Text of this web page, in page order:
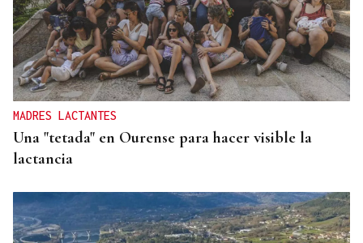
MADRES LACTANTES
Una "tetada" en Ourense para hacer visible la
lactancia